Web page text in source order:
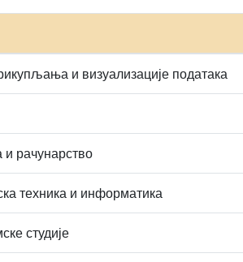
и визуализације података
и рачунарство
техника и информатика
студије